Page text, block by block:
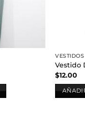
VESTIDOS
Vestido
$12.00